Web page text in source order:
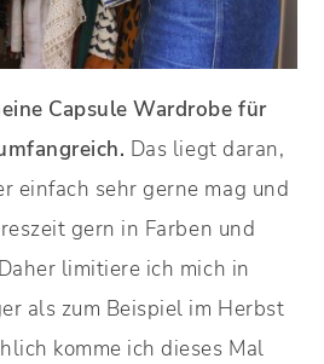
Capsule Wardrobe für
Das liegt daran,
einfach sehr gerne mag und
gern in Farben und
limitiere ich mich in
als zum Beispiel im Herbst
komme ich dieses Mal